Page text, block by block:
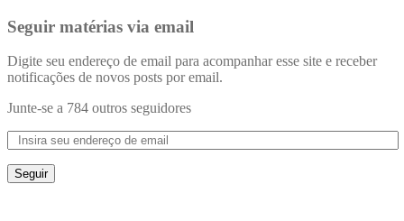
Seguir matérias via email
Digite seu endereço de email para acompanhar esse site e receber
notificações de novos posts por email.
Junte-se a 784 outros seguidores
Seguir